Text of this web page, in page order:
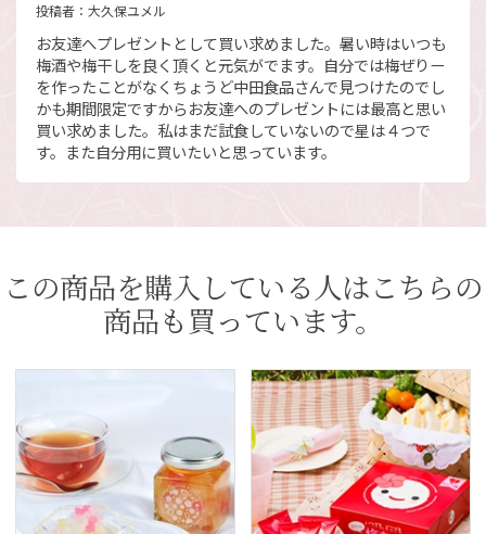
投稿者： 大久保ユメル
お友達へプレゼントとして買い求めました。暑い時はいつも
梅酒や梅干しを良く頂くと元気がでます。自分では梅ぜりー
を作ったことがなくちょうど中田食品さんで見つけたのでし
かも期間限定ですからお友達へのプレゼントには最高と思い
買い求めました。私はまだ試食していないので星は４つで
す。また自分用に買いたいと思っています。
この商品を購入している人はこちらの
商品も買っています。